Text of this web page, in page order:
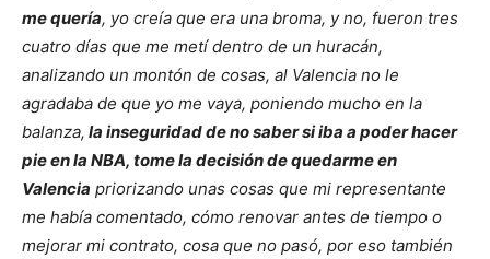
me quería, yo creía que era una broma, y no, fueron tres
cuatro días que me metí dentro de un huracán,
analizando un montón de cosas, al Valencia no le
agradaba de que yo me vaya, poniendo mucho en la
balanza, la inseguridad de no saber si iba a poder hacer
pie en la NBA, tome la decisión de quedarme en
Valencia priorizando unas cosas que mi representante
me había comentado, cómo renovar antes de tiempo o
mejorar mi contrato, cosa que no pasó, por eso también